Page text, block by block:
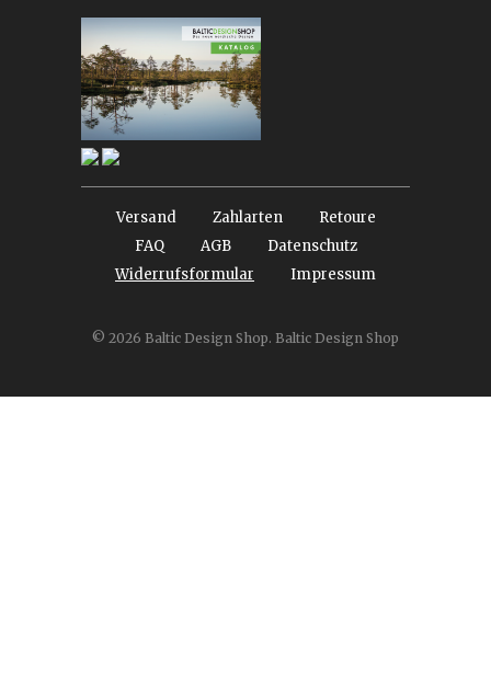
Versand Zahlarten
Retoure
FAQ
AGB
Datenschutz
Widerrufsformular
Impressum
© 2026 Baltic Design Shop. Baltic Design Shop